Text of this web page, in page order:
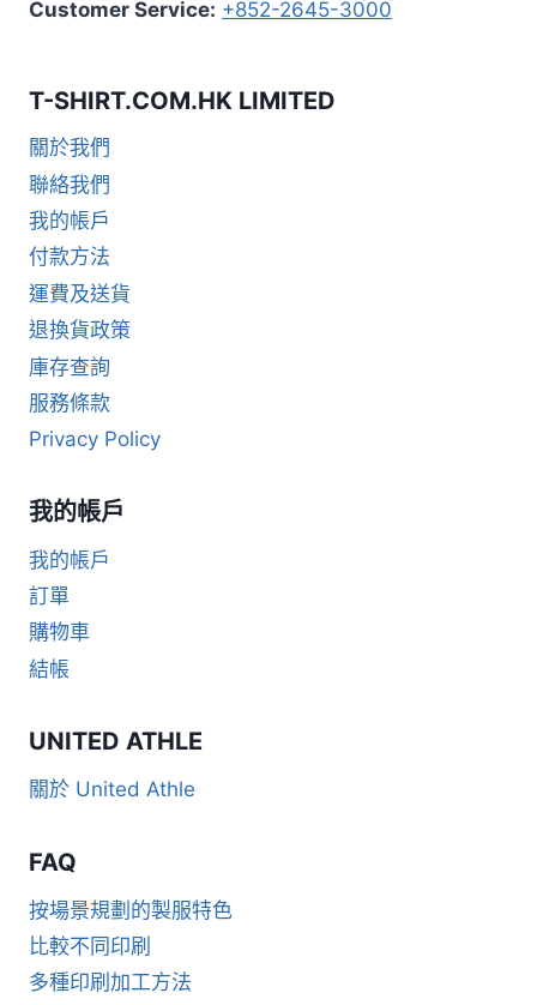
Customer Service: +852-2645-3000
T-SHIRT.COM.HK LIMITED
關於我們
聯絡我們
我的帳戶
付款方法
運費及送貨
退換貨政策
庫存查詢
服務條款
Privacy Policy
我的帳戶
我的帳戶
訂單
購物車
結帳
UNITED ATHLE
關於 United Athle
FAQ
按場景規劃的製服特色
比較不同印刷
多種印刷加工方法